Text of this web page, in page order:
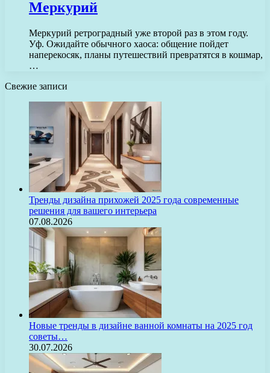
Меркурий
Меркурий ретроградный уже второй раз в этом году.
Уф. Ожидайте обычного хаоса: общение пойдет
наперекосяк, планы путешествий превратятся в кошмар,
…
Свежие записи
Тренды дизайна прихожей 2025 года современные
решения для вашего интерьера
07.08.2026
Новые тренды в дизайне ванной комнаты на 2025 год
советы…
30.07.2026